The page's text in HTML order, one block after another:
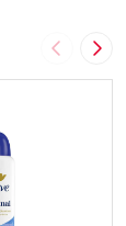
Imagem